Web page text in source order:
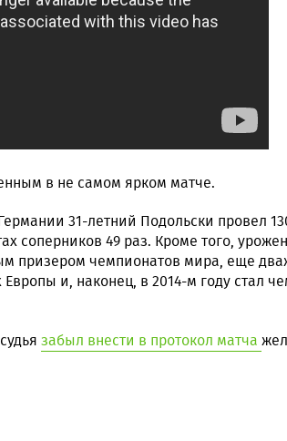
в не самом ярком матче.
31-летний Подольски провел
соперников 49 раз. Кроме того,
призером чемпионатов мира, еще
и, наконец, в 2014-м году стал
забыл внести в протокол матча